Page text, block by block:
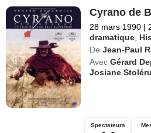
Cyrano de
28 mars 1990 |
dramatique
De Jean-Paul
Avec Gérard
Josiane Stoléru
Spectateurs